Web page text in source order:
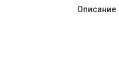
Описание